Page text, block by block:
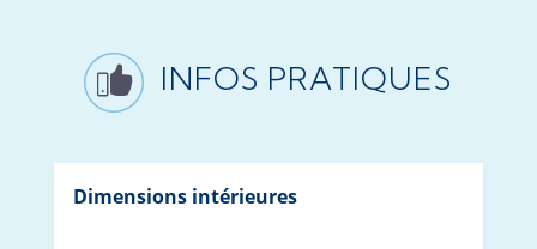
INFOS PRATIQUES
Dimensions intérieures